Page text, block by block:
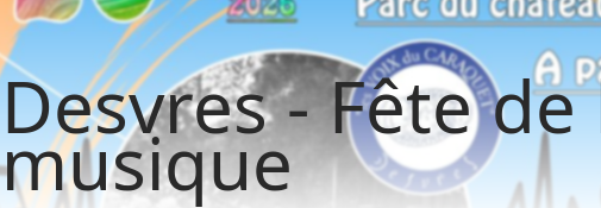
Desvres - Fête de
musique